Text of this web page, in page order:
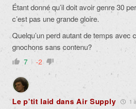
Étant donné qu’il doit avoir genre 30
c’est pas une grande gloire.
Quelqu’un perd autant de temps avec
gnochons sans contenu?
7 -2
Le p’tit laid dans Air Supply 1